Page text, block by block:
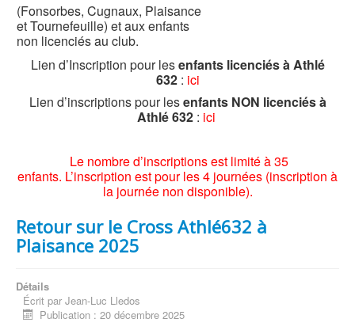
(Fonsorbes, Cugnaux, Plaisance
et Tournefeuille) et aux enfants
non licenciés au club.
Lien d’Inscription pour lesenfants licenciés à Athlé
632: ici
Lien d’inscriptions pour lesenfants NON licenciés à
Athlé 632: ici
Le nombre d’inscriptions est limité à 35
enfants. L’inscription est pour les 4 journées (inscription à
la journée non disponible).
Retour sur le Cross Athlé632 à
Plaisance 2025
Détails
Écrit par Jean-Luc Lledos
Publication : 20 décembre 2025